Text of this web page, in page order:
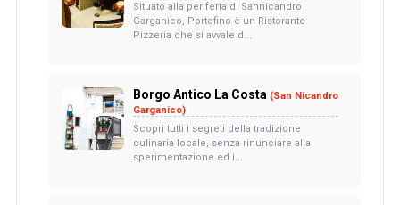
Situato alla periferia di Sannicandro
Garganico, Portofino è un Ristorante
Pizzeria che si avvale d...
Borgo Antico La Costa (San Nicandro
Garganico)
Scopri tutti i segreti della tradizione
culinaria locale, senza rinunciare alla
sperimentazione ed i...